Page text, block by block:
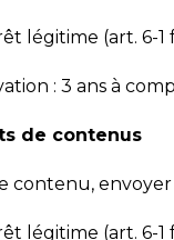
légitime (art. 6-1
: 3 ans à
de contenus
contenu,
légitime (art. 6-1